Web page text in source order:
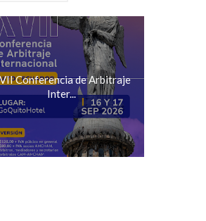
Conferencia de Arbitraje
Inter...